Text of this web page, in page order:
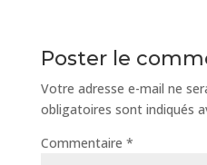
Poster le
Votre adresse e-mail ne
obligatoires sont indiqués
Commentaire *